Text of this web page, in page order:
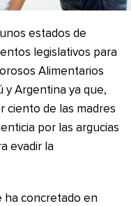
estados de
legislativos para
Alimentarios
y Argentina ya que,
ciento de las madres
por las argucias
evadir la
ha concretado en